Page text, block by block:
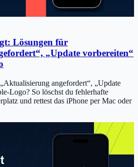
Lösungen für
„Update vorbereiten“
angefordert“, „Update
Logo? So löschst du fehlerhafte
und rettest das iPhone per Mac oder